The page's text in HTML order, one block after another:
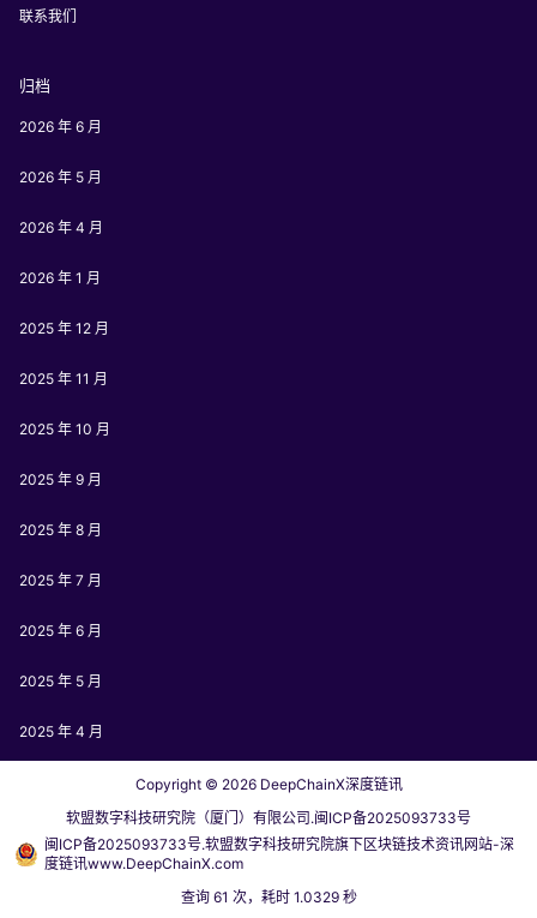
联系我们
归档
2026 年 6 月
2026 年 5 月
2026 年 4 月
2026 年 1 月
2025 年 12 月
2025 年 11 月
2025 年 10 月
2025 年 9 月
2025 年 8 月
2025 年 7 月
2025 年 6 月
2025 年 5 月
2025 年 4 月
Copyright © 2026DeepChainX深度链讯
软盟数字科技研究院（厦门）有限公司.闽ICP备2025093733号
闽ICP备2025093733号.软盟数字科技研究院旗下区块链技术资讯网站-深
度链讯www.DeepChainX.com
查询 61 次，耗时 1.0329 秒